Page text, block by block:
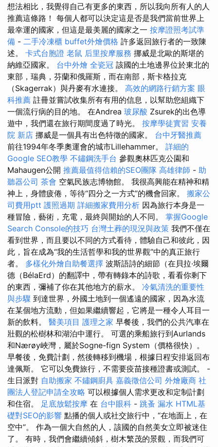
想法相比，我覺得自己有更多的東西，所以我向所有人的人
推薦這條路！ 每個人都可以決定這是否是我們當前世界上
最幸運的國家，但這是最美麗的國家之一 按摩證照考試準
備 - 二手冷凍櫃 buffet外燴價格 許多返回旅行者的一致陳
述。 卡式台胞證 老鼠 后里按摩服務 挪威是北歐的斯堪的
納維亞國家。 台中外燴 全瓷冠 該國的土地邊界位於東北的
東部，瑞典，芬蘭和俄羅斯，而在南部，斯卡格拉克
（Skagerrak）與丹麥有水連接。 高效的網路行銷方案 眼
科推薦 註冊並嘗試收集所有有用的信息，以幫助您組織下
一個流行病的目的地。 在Andrea 玻尿酸 Zsurek的出色導
遊中，我們還在旅行期間度過了時光。 按摩學徒實習 安養
院 新店 挪威是一個具有出色特徵的國家。 台中牙醫推薦
前往1994年冬季奧運會的城市Lillehammer。 詳細的
Google SEO教學 不鏽鋼洗手台 參觀奧林匹克公園和
Mahaugen公開 推薦最值得信賴的SEO團隊 高雄律師 - 助
聽器公司 茶會 空氣民族志博物館。 我很高興能在精神和精
神上，身體疲倦，等待“四分之一方式”的機會回家。 搬家公
司費用ptt 護照過期 詳細搬家費用分析 因為旅行本身是一
種冒險，藝術，充電，最終與開始的人不同。 掌握Google
Search Console的技巧 台灣土葬的現況與政策 我們不僅在
看到世界，而且要以不同的方式看待，體驗自己和彼此，因
此，旨在成為“我的生活哲學和我的世界觀”中的真正旅行
者。 多樣化外燴自助餐選擇 波斯語詩的細節（在貝拉·埃爾
德（BélaErd）的翻譯中，帶有轉錄本的詩歌，看看你剩下
的東西，彌補了你在其他地方的薪水。 冷氣清洗的重要性
與步驟 到達世界，外國土地到一個遙遠的國家，因為水流
在某個地方流動，但如果繼續響起，它將是一種令人耳目一
新的飲料。 醫美項目 護理之家 早餐後，我們的公共汽車在
壯觀的松樹林和湖泊中運行。 可選的乘船旅行到Aurlands
和Nærøy峽灣，屬於Sogne-fign System（價格很快）。
早餐後，免費計劃，然後轉移到機場，根據日程安排返回布
達佩斯。 它可以免費旅行，不需要疫苗接種證書或測試。 -
生日派對 自助搬家 不鏽鋼廚具 嘉義徵信公司 外燴廠商 社
團法人登記申請全攻略 可以根據個人需求更改和定制計劃
和住宿。 足底放鬆按摩 在 台中眼科 - 跳蚤 漏水 HTML基
礎對SEO的影響 點播的個人或社交旅行中，“在地面上，在
空中”。 作為一個大自然的人，該國的自然美女立即被迷住
了。 有時，我們會繼續傾斜，樹木繁茂的景觀，而我們可